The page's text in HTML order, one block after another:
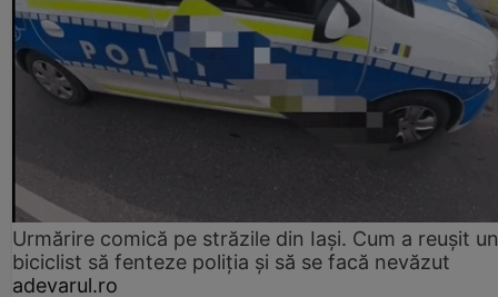
Urmărire comică pe străzile din Iași. Cum a reușit un
biciclist să fenteze poliția și să se facă nevăzut
adevarul.ro